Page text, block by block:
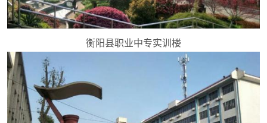
衡阳县职业中专实训楼